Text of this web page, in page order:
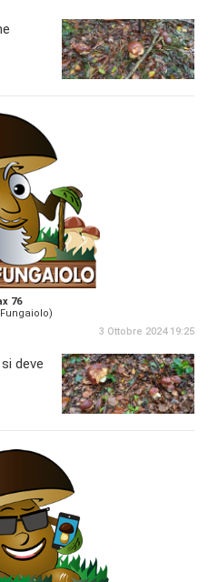
76
3 Ottobre 2024 19:25
deve